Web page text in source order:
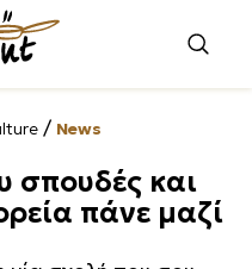
/ News
σπουδές και
πάνε μαζί